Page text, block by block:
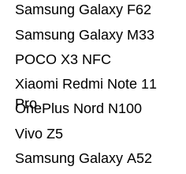
Samsung Galaxy A52
Vivo Z5
OnePlus Nord N100
Xiaomi Redmi Note 11
Pro
POCO X3 NFC
Samsung Galaxy M33
Samsung Galaxy F62